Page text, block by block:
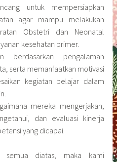
untuk mempersiapkan
agar mampu melakukan
Obstetri dan Neonatal
kesehatan primer.
berdasarkan pengalaman
serta memanfaatkan motivasi
kegiatan belajar dalam
mereka mengerjakan,
dan evaluasi kinerja
yang dicapai.
semua diatas, maka kami